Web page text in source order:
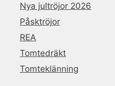
Nya jultröjor 2026
Påsktröjor
REA
Tomtedräkt
Tomteklänning